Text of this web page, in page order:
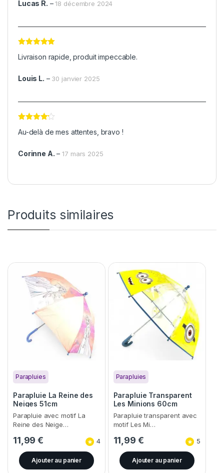
Lucas R. –18 décembre 2024
5
Livraison rapide, produit impeccable.
Louis L. – 30 janvier 2025
sur 5
Au-delà de mes attentes, bravo !
Corinne A. –17 mars 2025
Produits similaires
Parapluies
Parapluie La Reine des
Neiges 51cm
Parapluie avec motif La
Reine des Neige…
11,99€ 4
Ajouter au panier
Parapluies
Parapluie Transparent
Les Minions 60cm
Parapluie transparent avec
motif Les Mi…
11,99 € 5
Ajouter au panier